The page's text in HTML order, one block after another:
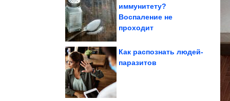
Случаи, когда животных
еды, но...
иммунитету?
Воспаление не
проходит
Как распознать людей-
паразитов